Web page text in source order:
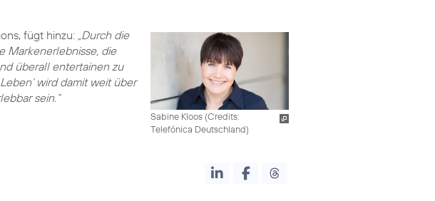
Sabine Kloos (Credits:
Telefónica Deutschland)
fügt hinzu: „Durch die
Markenerlebnisse, die
überall entertainen zu
wird damit weit über
sein.“